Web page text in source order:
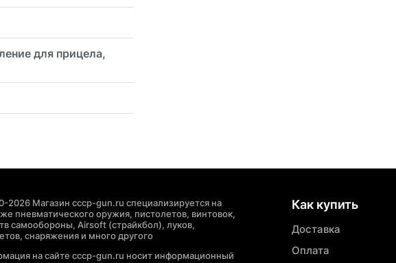
для прицела,
2026 Магазин cccp-gun.ru специализируется на
пневматического оружия, пистолетов, винтовок,
самообороны, Airsoft (страйкбол), луков,
снаряжения и много другого
на сайте cccp-gun.ru носит информационный
Как купить
Доставка
Оплата